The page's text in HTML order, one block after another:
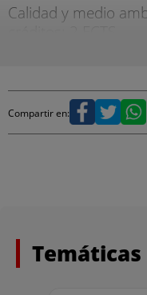
Calidad y medio
Dirección de
Project
Gestión de destinos
Compartir en: